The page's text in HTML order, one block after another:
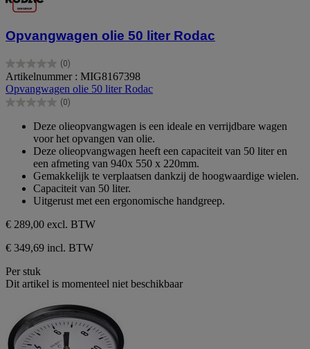
Opvangwagen olie 50 liter Rodac
(0)
0.0
van
de
5
Artikelnummer : MIG8167398
Opvangwagen olie 50 liter Rodac
(0)
0.0
sterren.
Deze olieopvangwagen is een ideale en verrijdbare wagen
voor het opvangen van olie.
Deze olieopvangwagen heeft een capaciteit van 50 liter en
een afmeting van 940x 550 x 220mm.
Gemakkelijk te verplaatsen dankzij de hoogwaardige wielen.
Capaciteit van 50 liter.
Uitgerust met een ergonomische handgreep.
€ 289,00 excl. BTW
€ 349,69 incl. BTW
Per stuk
Dit artikel is momenteel niet beschikbaar